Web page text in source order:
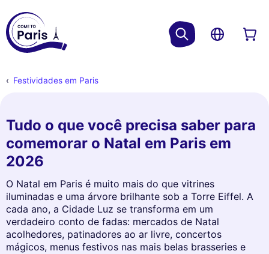
Festividades em Paris
Tudo o que você precisa saber para
comemorar o Natal em Paris em
2026
O Natal em Paris é muito mais do que vitrines
iluminadas e uma árvore brilhante sob a Torre Eiffel. A
cada ano, a Cidade Luz se transforma em um
verdadeiro conto de fadas: mercados de Natal
acolhedores, patinadores ao ar livre, concertos
mágicos, menus festivos nas mais belas brasseries e